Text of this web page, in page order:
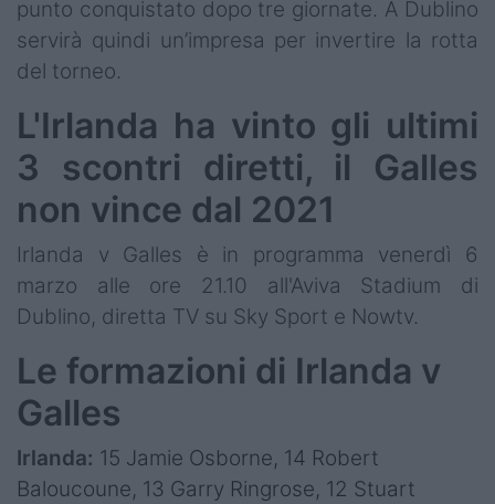
punto conquistato dopo tre giornate. A Dublino
servirà quindi un’impresa per invertire la rotta
del torneo.
L'Irlanda ha vinto gli ultimi
3 scontri diretti, il Galles
non vince dal 2021
Irlanda v Galles è in programma venerdì 6
marzo alle ore 21.10 all'Aviva Stadium di
Dublino, diretta TV su Sky Sport e Nowtv.
Le formazioni di Irlanda v
Galles
Irlanda: 15 Jamie Osborne, 14 Robert
Baloucoune, 13 Garry Ringrose, 12 Stuart